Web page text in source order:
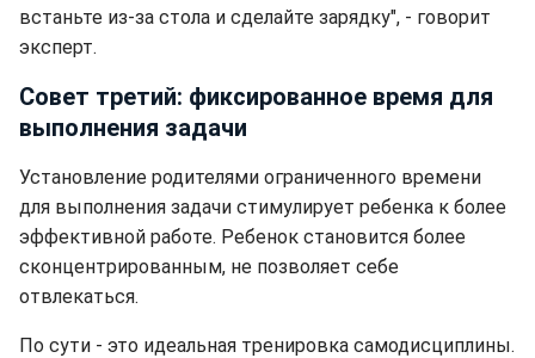
встаньте из-за стола и сделайте зарядку", - говорит
эксперт.
Совет третий: фиксированное время для
выполнения задачи
Установление родителями ограниченного времени
для выполнения задачи стимулирует ребенка к более
эффективной работе. Ребенок становится более
сконцентрированным, не позволяет себе
отвлекаться.
По сути - это идеальная тренировка самодисциплины.